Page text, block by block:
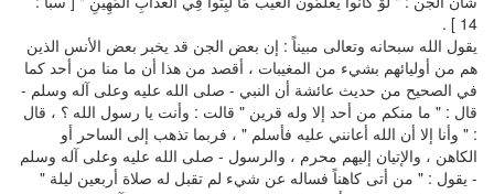
14 ] .
يقول الله سبحانه وتعالى مبيناً : إن بعض الجن قد يخبر بعض الأنس الذين
هم من أوليائهم بشيء من المغيبات ، أقصد من هذا أن ما منا من أحد كما
في الصحيح من حديث عائشة أن النبي - صلى الله عليه وعلى آله وسلم -
قال : " ما منكم من أحد إلا وله قرين " قالت : وأنت يا رسول الله ؟ ، قال
: " وأنا إلا أن الله أعانني عليه فأسلم " ، فربما تذهب إلى الساحر أو
الكاهن ، والإتيان إليهم محرم ، والرسول - صلى الله عليه وعلى آله وسلم
- يقول : " من أتى كاهناً فساله عن شيء لم تقبل له صلاة أربعين ليلة "